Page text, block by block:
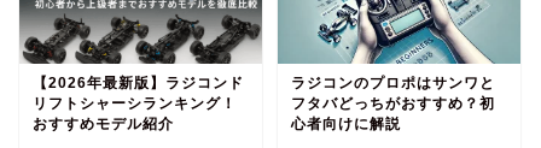
【2026年最新版】ラジコンド
リフトシャーシランキング！
おすすめモデル紹介
ラジコンのプロポはサンワと
フタバどっちがおすすめ？初
心者向けに解説